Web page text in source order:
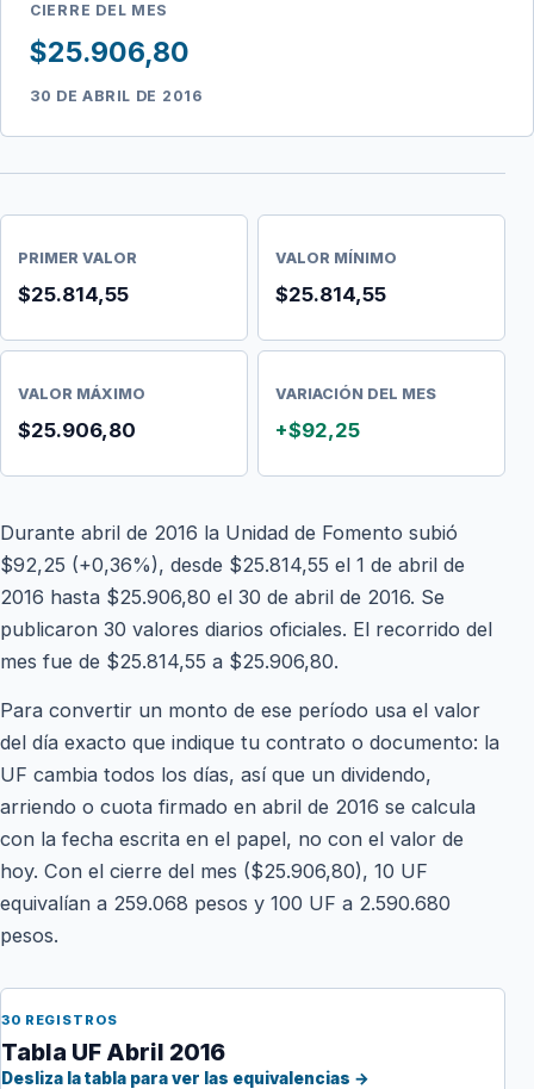
CIERRE DEL MES
$25.906,80
30 DE ABRIL DE 2016
PRIMER VALOR
$25.814,55
VALOR MÍNIMO
$25.814,55
VALOR MÁXIMO
$25.906,80
VARIACIÓN DEL MES
+$92,25
Durante abril de 2016 la Unidad de Fomento subió
$92,25 (+0,36%), desde $25.814,55 el 1 de abril de
2016 hasta $25.906,80 el 30 de abril de 2016. Se
publicaron 30 valores diarios oficiales. El recorrido del
mes fue de $25.814,55 a $25.906,80.
Para convertir un monto de ese período usa el valor
del día exacto que indique tu contrato o documento: la
UF cambia todos los días, así que un dividendo,
arriendo o cuota firmado en abril de 2016 se calcula
con la fecha escrita en el papel, no con el valor de
hoy. Con el cierre del mes ($25.906,80), 10 UF
equivalían a 259.068 pesos y 100 UF a 2.590.680
pesos.
30 REGISTROS
Tabla UF Abril 2016
Desliza la tabla para ver las equivalencias →